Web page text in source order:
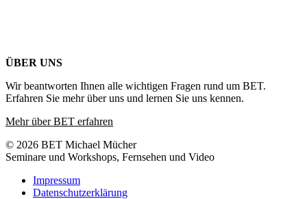
ÜBER UNS
Wir beantworten Ihnen alle wichtigen Fragen rund um BET.
Erfahren Sie mehr über uns und lernen Sie uns kennen.
Mehr über BET erfahren
© 2026 BET Michael Mücher
Seminare und Workshops, Fernsehen und Video
Impressum
Datenschutzerklärung